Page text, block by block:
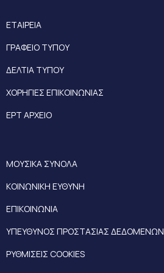
ΕΤΑΙΡΕΙΑ
ΓΡΑΦΕΙΟ ΤΥΠΟΥ
ΔΕΛΤΙΑ ΤΥΠΟΥ
ΧΟΡΗΓΙΕΣ ΕΠΙΚΟΙΝΩΝΙΑΣ
ΕΡΤ ΑΡΧΕΙΟ
ΜΟΥΣΙΚΑ ΣΥΝΟΛΑ
ΚΟΙΝΩΝΙΚΗ ΕΥΘΥΝΗ
ΕΠΙΚΟΙΝΩΝΙΑ
ΥΠΕΥΘΥΝΟΣ ΠΡΟΣΤΑΣΙΑΣ ΔΕΔΟΜΕΝΩΝ
ΡΥΘΜΙΣΕΙΣ COOKIES